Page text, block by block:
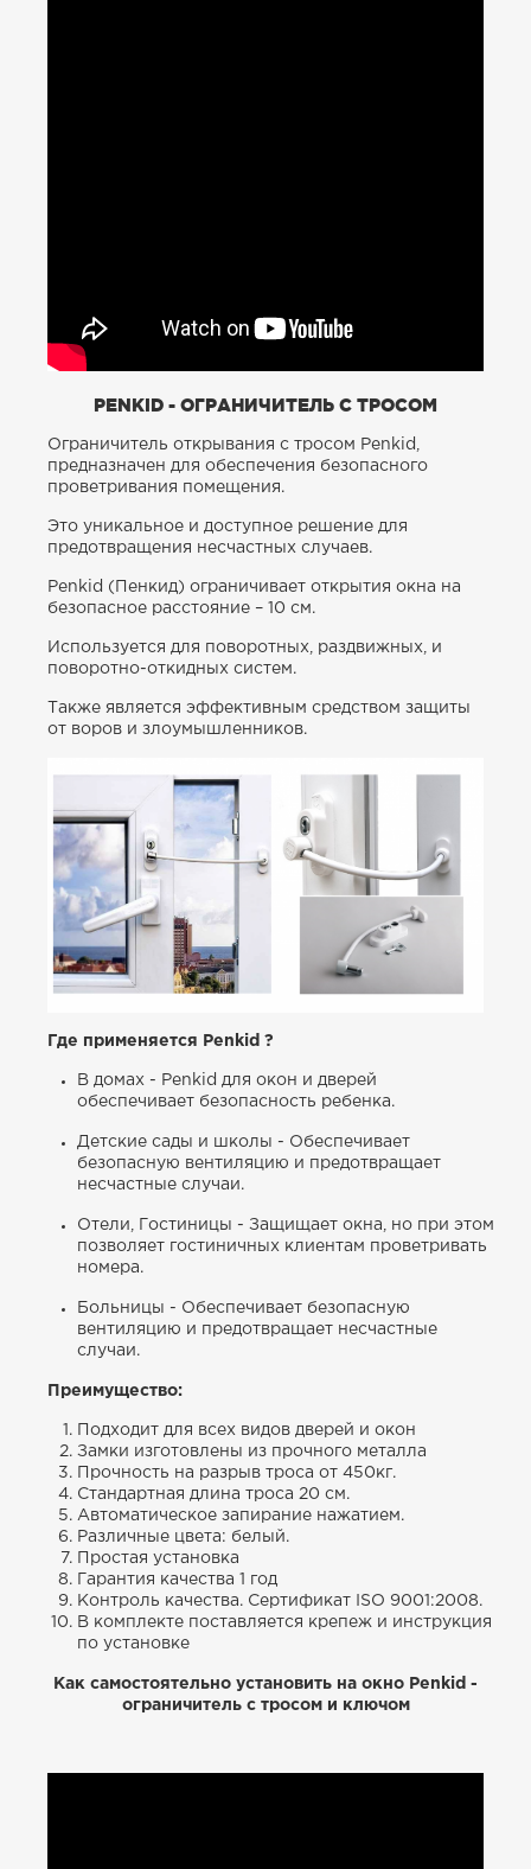
PENKID - ОГРАНИЧИТЕЛЬ С ТРОСОМ
Ограничитель открывания с тросом Penkid,
предназначен для обеспечения безопасного
проветривания помещения.
Это уникальное и доступное решение для
предотвращения несчастных случаев.
Penkid (Пенкид) ограничивает открытия окна на
безопасное расстояние – 10 см.
Используется для поворотных, раздвижных, и
поворотно-откидных систем.
Также является эффективным средством защиты
от воров и злоумышленников.
Где применяется Penkid ?
В домах - Penkid для окон и дверей
обеспечивает безопасность ребенка.
Детские сады и школы - Обеспечивает
безопасную вентиляцию и предотвращает
несчастные случаи.
Отели, Гостиницы - Защищает окна, но при этом
позволяет гостиничных клиентам проветривать
номера.
Больницы - Обеспечивает безопасную
вентиляцию и предотвращает несчастные
случаи.
Преимущество:
Подходит для всех видов дверей и окон
Замки изготовлены из прочного металла
Прочность на разрыв троса от 450кг.
Стандартная длина троса 20 см.
Автоматическое запирание нажатием.
Различные цвета: белый.
Простая установка
Гарантия качества 1 год
Контроль качества. Сертификат ISO 9001:2008.
В комплекте поставляется крепеж и инструкция
по установке
Как самостоятельно установить на окно Penkid -
ограничитель с тросом и ключом